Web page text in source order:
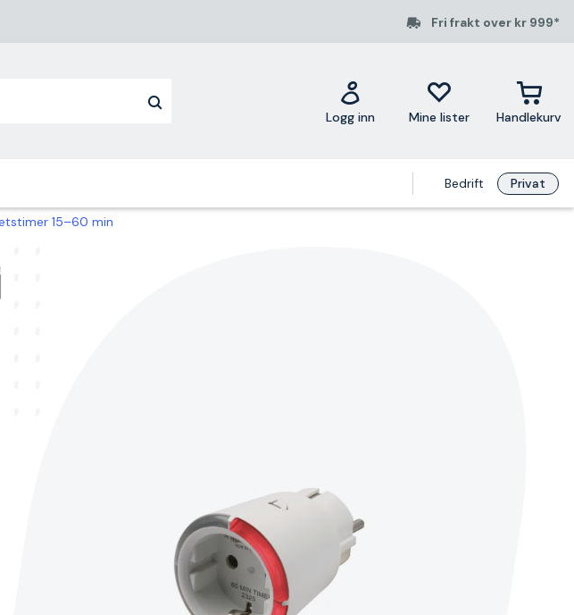
Fri frakt over kr 999*
Logg inn Mine lister Handlekurv
Bedrift Privat
15–60 min